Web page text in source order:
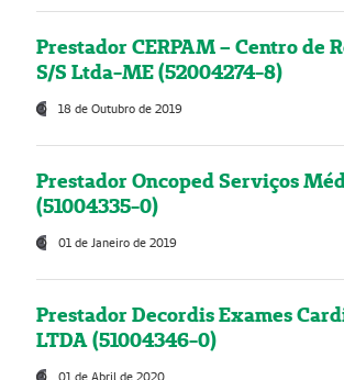
Prestador CERPAM – Centro de
S/S Ltda-ME (52004274-8)
18 de Outubro de 2019
Prestador Oncoped Serviços
(51004335-0)
01 de Janeiro de 2019
Prestador Decordis Exames
LTDA (51004346-0)
01 de Abril de 2020